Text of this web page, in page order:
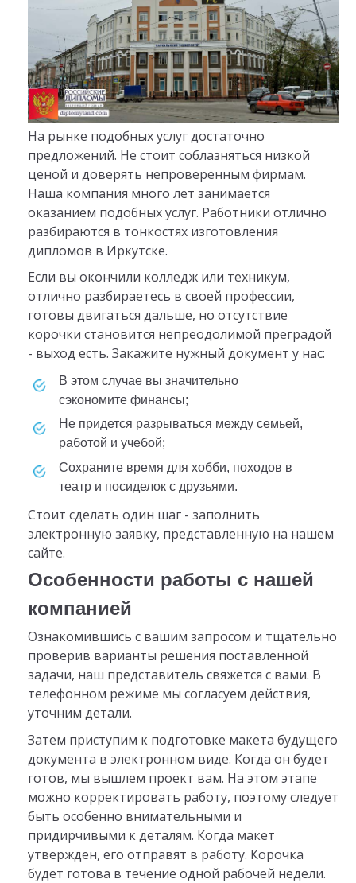
На рынке подобных услуг достаточно
предложений. Не стоит соблазняться низкой
ценой и доверять непроверенным фирмам.
Наша компания много лет занимается
оказанием подобных услуг. Работники отлично
разбираются в тонкостях изготовления
дипломов в Иркутске.
Если вы окончили колледж или техникум,
отлично разбираетесь в своей профессии,
готовы двигаться дальше, но отсутствие
корочки становится непреодолимой преградой
- выход есть. Закажите нужный документ у нас:
в этом случае вы значительно
сэкономите финансы;
не придется разрываться между семьей,
работой и учебой;
сохраните время для хобби, походов в
театр и посиделок с друзьями.
Стоит сделать один шаг - заполнить
электронную заявку, представленную на нашем
сайте.
Особенности работы с нашей
компанией
Ознакомившись с вашим запросом и тщательно
проверив варианты решения поставленной
задачи, наш представитель свяжется с вами. В
телефонном режиме мы согласуем действия,
уточним детали.
Затем приступим к подготовке макета будущего
документа в электронном виде. Когда он будет
готов, мы вышлем проект вам. На этом этапе
можно корректировать работу, поэтому следует
быть особенно внимательными и
придирчивыми к деталям. Когда макет
утвержден, его отправят в работу. Корочка
будет готова в течение одной рабочей недели.